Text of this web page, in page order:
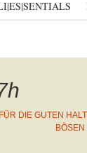
DIE GUTEN
BÖSEN